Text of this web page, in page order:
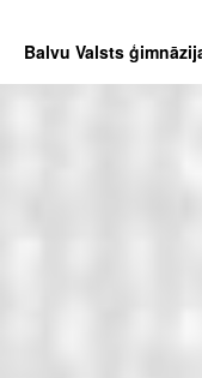
Balvu Valsts